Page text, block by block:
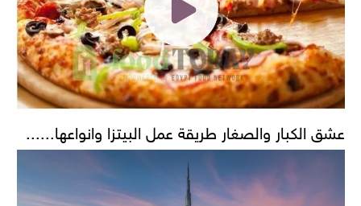
عشق الكبار والصغار طريقة عمل البيتزا وانواعها......